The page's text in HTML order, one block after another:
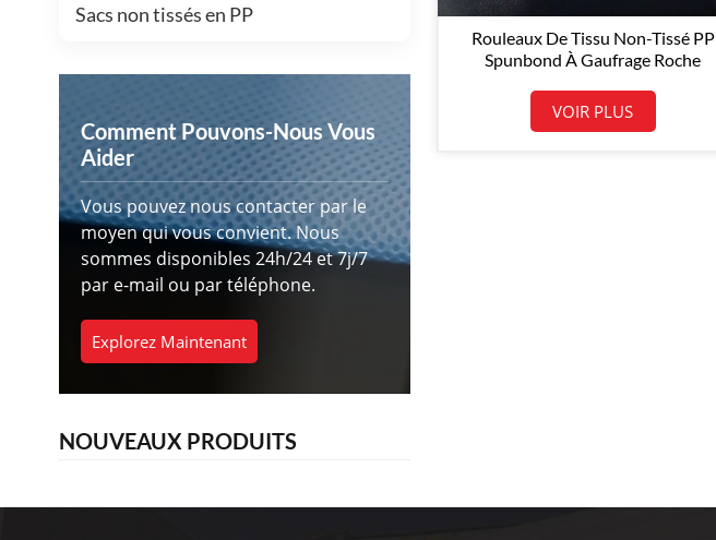
Sacs non tissés en PP
Comment Pouvons-Nous Vous
Aider
Vous pouvez nous contacter par le
moyen qui vous convient. Nous
sommes disponibles 24h/24 et 7j/7
par e-mail ou par téléphone.
Explorez Maintenant
NOUVEAUX PRODUITS
Rouleaux De Tissu Non-Tissé PP
Spunbond À Gaufrage Roche
VOIR PLUS